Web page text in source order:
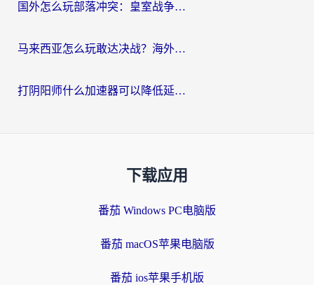
国外怎么玩部落冲突：皇室战争不卡？海外玩家畅玩国服游戏终极指南
马来西亚怎么玩敢达决战？海外党国服游戏加速避坑指南（附实测推荐）
打阴阳师什么加速器可以降低延迟？海外玩家的真实困境与破局
下载应用
番茄 Windows PC电脑版
番茄 macOS苹果电脑版
番茄 ios苹果手机版